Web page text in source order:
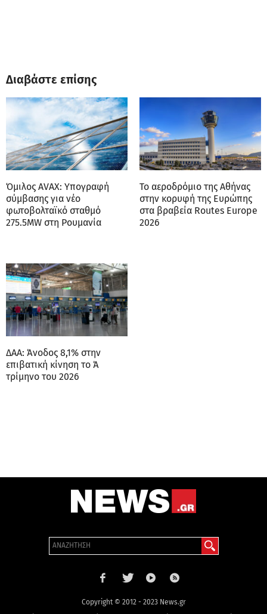
Διαβάστε επίσης
Όμιλος AVAX: Υπογραφή
σύμβασης για νέο
φωτοβολταϊκό σταθμό
275.5MW στη Ρουμανία
Το αεροδρόμιο της Αθήνας
στην κορυφή της Ευρώπης
στα βραβεία Routes Europe
2026
ΔΑΑ: Άνοδος 8,1% στην
επιβατική κίνηση το Ά
τρίμηνο του 2026
Copyright © 2012 - 2023 News.gr